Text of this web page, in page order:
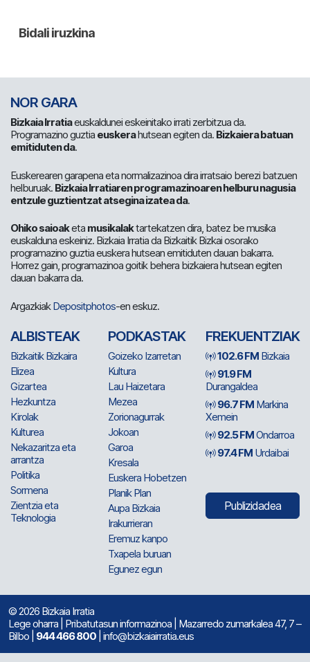
NOR GARA
Bizkaia Irratiaeuskaldunei eskeinitako irrati zerbitzua da.
Programazino guztia euskerahutsean egiten da. Bizkaiera batuan
emitiduten da.
Euskerearen garapena eta normalizazinoa dira irratsaio berezi batzuen
helburuak. Bizkaia Irratiaren programazinoaren helburu nagusia
entzule guztientzat atsegina izatea da.
Ohiko saioaketa musikalaktartekatzen dira, batez be musika
euskalduna eskeiniz. Bizkaia Irratia da Bizkaitik Bizkai osorako
programazino guztia euskera hutsean emitiduten dauan bakarra.
Horrez gain, programazinoa goitik behera bizkaiera hutsean egiten
dauan bakarra da.
ArgazkiakDepositphotos-en eskuz.
ALBISTEAK
Bizkaitik Bizkaira
Elizea
Gizartea
Hezkuntza
Kirolak
Kulturea
Nekazaritza eta
arrantza
Politika
Sormena
Zientzia eta
Teknologia
PODKASTAK
Goizeko Izarretan
Kultura
Lau Haizetara
Mezea
Zorionagurrak
Jokoan
Garoa
Kresala
Euskera Hobetzen
Planik Plan
Aupa Bizkaia
Irakurrieran
Eremuz kanpo
Txapela buruan
Egunez egun
FREKUENTZIAK
102.6 FM Bizkaia
91.9 FM
Durangaldea
96.7 FM Markina
Xemein
92.5 FMOndarroa
97.4 FM Urdaibai
Publizidadea
© 2026 Bizkaia Irratia
Lege oharra Pribatutasun informazinoa | Mazarredo zumarkalea 47, 7 –
Bilbo | 944 466 800 | info@bizkaiairratia.eus